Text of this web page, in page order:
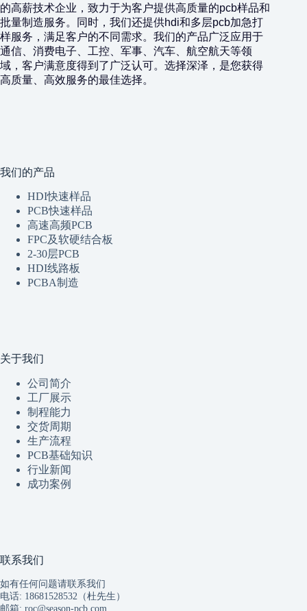
的高薪技术企业，致力于为客户提供高质量的pcb样品和
批量制造服务。同时，我们还提供hdi和多层pcb加急打
样服务，满足客户的不同需求。我们的产品广泛应用于
通信、消费电子、工控、军事、汽车、航空航天等领
域，客户满意度得到了广泛认可。选择深泽，是您获得
高质量、高效服务的最佳选择。
我们的产品
HDI快速样品
PCB快速样品
高速高频PCB
FPC及软硬结合板
2-30层PCB
HDI线路板
PCBA制造
关于我们
公司简介
工厂展示
制程能力
交货周期
生产流程
PCB基础知识
行业新闻
成功案例
联系我们
如有任何问题请联系我们
电话: 18681528532（杜先生）
邮箱: roc@season-pcb.com